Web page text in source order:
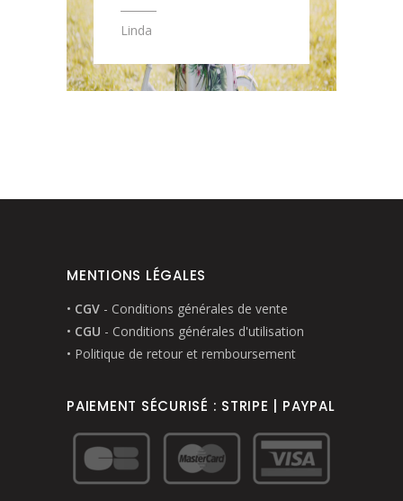
Linda
MENTIONS LÉGALES
• CGV - Conditions générales de vente
• CGU - Conditions générales d'utilisation
• Politique de retour et remboursement
PAIEMENT SÉCURISÉ : STRIPE | PAYPAL